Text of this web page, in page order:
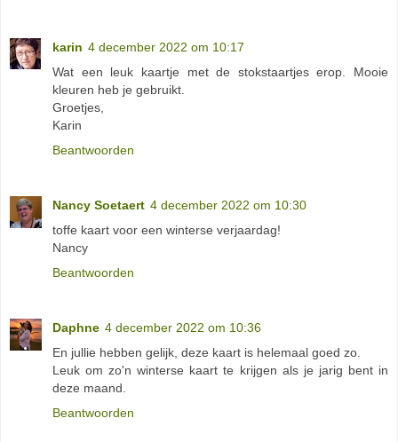
karin 4 december 2022 om 10:17
Wat een leuk kaartje met de stokstaartjes erop. Mooie
kleuren heb je gebruikt.
Groetjes,
Karin
Beantwoorden
Nancy Soetaert 4 december 2022 om 10:30
toffe kaart voor een winterse verjaardag!
Nancy
Beantwoorden
Daphne 4 december 2022 om 10:36
En jullie hebben gelijk, deze kaart is helemaal goed zo.
Leuk om zo'n winterse kaart te krijgen als je jarig bent in
deze maand.
Beantwoorden